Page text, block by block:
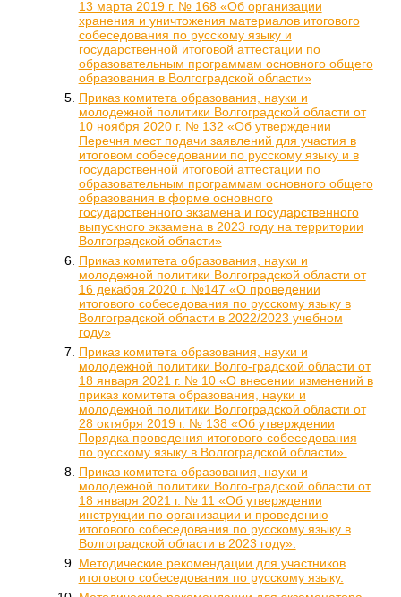
13 марта 2019 г. № 168 «Об организации
хранения и уничтожения материалов итогового
собеседования по русскому языку и
государственной итоговой аттестации по
образовательным программам основного общего
образования в Волгоградской области»
Приказ комитета образования, науки и
молодежной политики Волгоградской области от
10 ноября 2020 г. № 132 «Об утверждении
Перечня мест подачи заявлений для участия в
итоговом собеседовании по русскому языку и в
государственной итоговой аттестации по
образовательным программам основного общего
образования в форме основного
государственного экзамена и государственного
выпускного экзамена в 2023 году на территории
Волгоградской области»
Приказ комитета образования, науки и
молодежной политики Волгоградской области от
16 декабря 2020 г. №147 «О проведении
итогового собеседования по русскому языку в
Волгоградской области в 2022/2023 учебном
году»
Приказ комитета образования, науки и
молодежной политики Волго-градской области от
18 января 2021 г. № 10 «О внесении изменений в
приказ комитета образования, науки и
молодежной политики Волгоградской области от
28 октября 2019 г. № 138 «Об утверждении
Порядка проведения итогового собеседования
по русскому языку в Волгоградской области».
Приказ комитета образования, науки и
молодежной политики Волго-градской области от
18 января 2021 г. № 11 «Об утверждении
инструкции по организации и проведению
итогового собеседования по русскому языку в
Волгоградской области в 2023 году».
Методические рекомендации для участников
итогового собеседования по русскому языку.